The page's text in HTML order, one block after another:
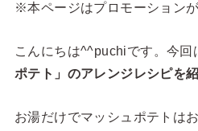
※本ページはプロモーションが
こんにちは^^puchiです。今回
ポテト」のアレンジレシピを
お湯だけでマッシュポテトは